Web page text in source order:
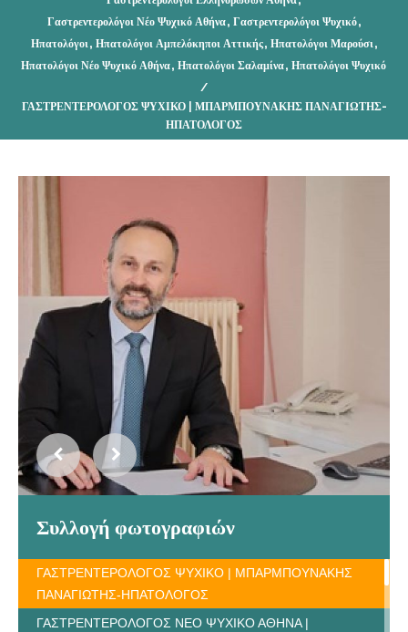
Γαστρεντερολόγοι Νέο Ψυχικό Αθήνα, Γαστρεντερολόγοι Ψυχικό,
Ηπατολόγοι , Ηπατολόγοι Αμπελόκηποι Αττικής, Ηπατολόγοι Μαρούσι ,
Ηπατολόγοι Νέο Ψυχικό Αθήνα, Ηπατολόγοι Σαλαμίνα, Ηπατολόγοι Ψυχικό
/
ΓΑΣΤΡΕΝΤΕΡΟΛΟΓΟΣ ΨΥΧΙΚΟ | ΜΠΑΡΜΠΟΥΝΑΚΗΣ ΠΑΝΑΓΙΩΤΗΣ-
ΗΠΑΤΟΛΟΓΟΣ
Συλλογή φωτογραφιών
ΓΑΣΤΡΕΝΤΕΡΟΛΟΓΟΣ ΨΥΧΙΚΟ | ΜΠΑΡΜΠΟΥΝΑΚΗΣ
ΠΑΝΑΓΙΩΤΗΣ-ΗΠΑΤΟΛΟΓΟΣ
ΓΑΣΤΡΕΝΤΕΡΟΛΟΓΟΣ ΝΕΟ ΨΥΧΙΚΟ ΑΘΗΝΑ |